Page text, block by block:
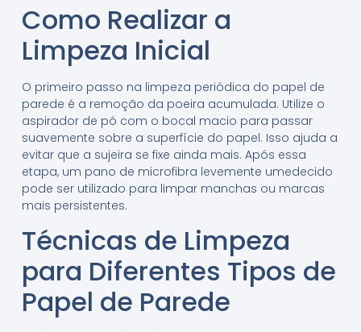
Como Realizar a
Limpeza Inicial
O primeiro passo na limpeza periódica do papel de
parede é a remoção da poeira acumulada. Utilize o
aspirador de pó com o bocal macio para passar
suavemente sobre a superfície do papel. Isso ajuda a
evitar que a sujeira se fixe ainda mais. Após essa
etapa, um pano de microfibra levemente umedecido
pode ser utilizado para limpar manchas ou marcas
mais persistentes.
Técnicas de Limpeza
para Diferentes Tipos de
Papel de Parede